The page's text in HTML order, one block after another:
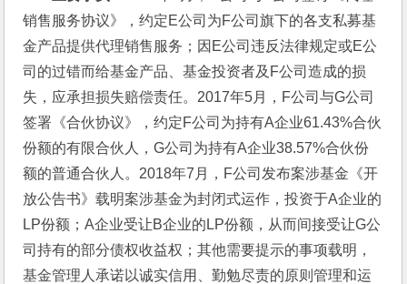
销售服务协议》，约定E公司为F公司旗下的各支私募基
金产品提供代理销售服务；因E公司违反法律规定或E公
司的过错而给基金产品、基金投资者及F公司造成的损
失，应承担损失赔偿责任。2017年5月，F公司与G公司
签署《合伙协议》，约定F公司为持有A企业61.43%合伙
份额的有限合伙人，G公司为持有A企业38.57%合伙份
额的普通合伙人。2018年7月，F公司发布案涉基金《开
放公告书》载明案涉基金为封闭式运作，投资于A企业的
LP份额；A企业受让B企业的LP份额，从而间接受让G公
司持有的部分债权收益权；其他需要提示的事项载明，
基金管理人承诺以诚实信用、勤勉尽责的原则管理和运